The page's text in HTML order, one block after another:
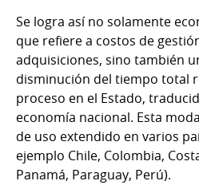
Se logra así no solamente
que refiere a costos de
adquisiciones, sino también
disminución del tiempo total
proceso en el Estado,
economía nacional. Esta
de uso extendido en varios
ejemplo Chile, Colombia,
Panamá, Paraguay, Perú).